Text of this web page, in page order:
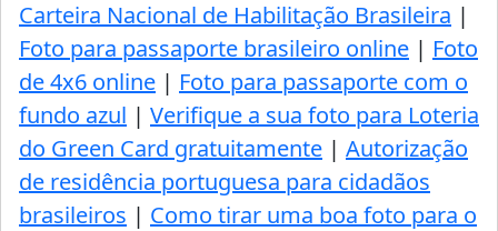
Carteira Nacional de Habilitação Brasileira |
Foto para passaporte brasileiro online | Foto
de 4x6 online | Foto para passaporte com o
fundo azul | Verifique a sua foto para Loteria
do Green Card gratuitamente | Autorização
de residência portuguesa para cidadãos
brasileiros | Como tirar uma boa foto para o